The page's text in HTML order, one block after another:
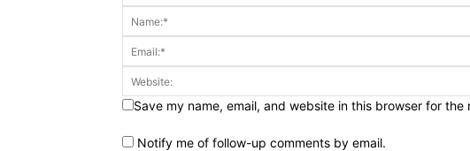
Save my name, email, and website in this browser for the
Notify me of follow-up comments by email.